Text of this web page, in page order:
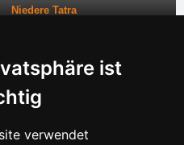
ist
verwendet
Niedere Tatra
am billigsten?